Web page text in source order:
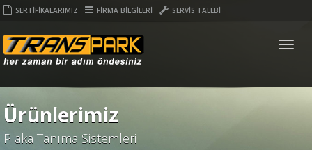
SERTİFİKALARIMIZ FİRMA BİLGİLERİ SERVİS TALEBİ
Ürünlerimiz
Plaka Tanıma Sistemleri